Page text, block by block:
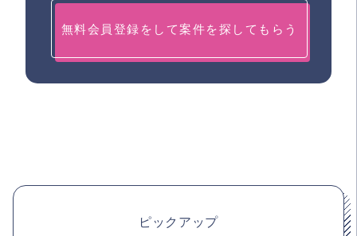
無料会員登録をして案件を探してもらう
ピックアップ